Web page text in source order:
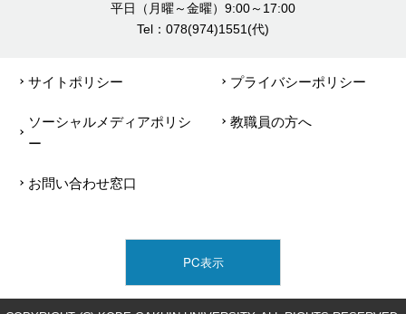
平日（月曜～金曜）9:00～17:00
Tel：078(974)1551(代)
サイトポリシー プライバシーポリシー
ソーシャルメディアポリシ
ー
教職員の方へ
お問い合わせ窓口
PC表示